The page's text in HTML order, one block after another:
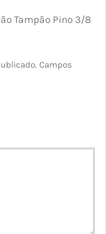
Tampão Pino 3/8
Campos